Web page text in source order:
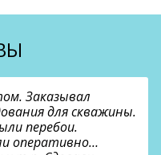
Заказывал
для скважины.
перебои.
оперативно…